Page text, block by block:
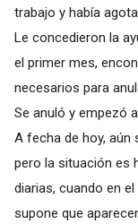
trabajo y había
Le concedieron la
el primer mes,
necesarios para
Se anuló y empezó
A fecha de hoy, aún
pero la situación es
diarias, cuando en
supone que